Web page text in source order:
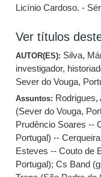
Licínio Cardoso. -
Ver títulos
AUTOR(ES): Silva,
investigador,
Sever do Vouga,
Assuntos: Rodrigues,
(Sever do Vouga,
Prudêncio Soares --
Portugal) -- Cerqueira
Esteves -- Couto de
Portugal);Cs Band